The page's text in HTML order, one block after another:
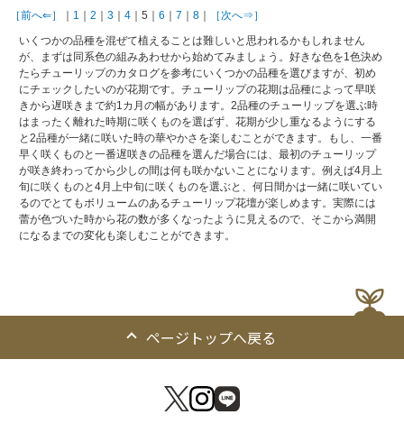
［前へ⇐］ 1 ｜2 ｜3 ｜4 ｜5｜6 ｜7 ｜8
［次へ⇒］
いくつかの品種を混ぜて植えることは難しいと思われるかもしれません
が、まずは同系色の組みあわせから始めてみましょう。好きな色を1色決め
たらチューリップのカタログを参考にいくつかの品種を選びますが、初め
にチェックしたいのが花期です。チューリップの花期は品種によって早咲
きから遅咲きまで約1カ月の幅があります。2品種のチューリップを選ぶ時
はまったく離れた時期に咲くものを選ばず、花期が少し重なるようにする
と2品種が一緒に咲いた時の華やかさを楽しむことができます。もし、一番
早く咲くものと一番遅咲きの品種を選んだ場合には、最初のチューリップ
が咲き終わってから少しの間は何も咲かないことになります。例えば4月上
旬に咲くものと4月上中旬に咲くものを選ぶと、何日間かは一緒に咲いてい
るのでとてもボリュームのあるチューリップ花壇が楽しめます。実際には
蕾が色づいた時から花の数が多くなったように見えるので、そこから満開
になるまでの変化も楽しむことができます。
ページトップへ戻る